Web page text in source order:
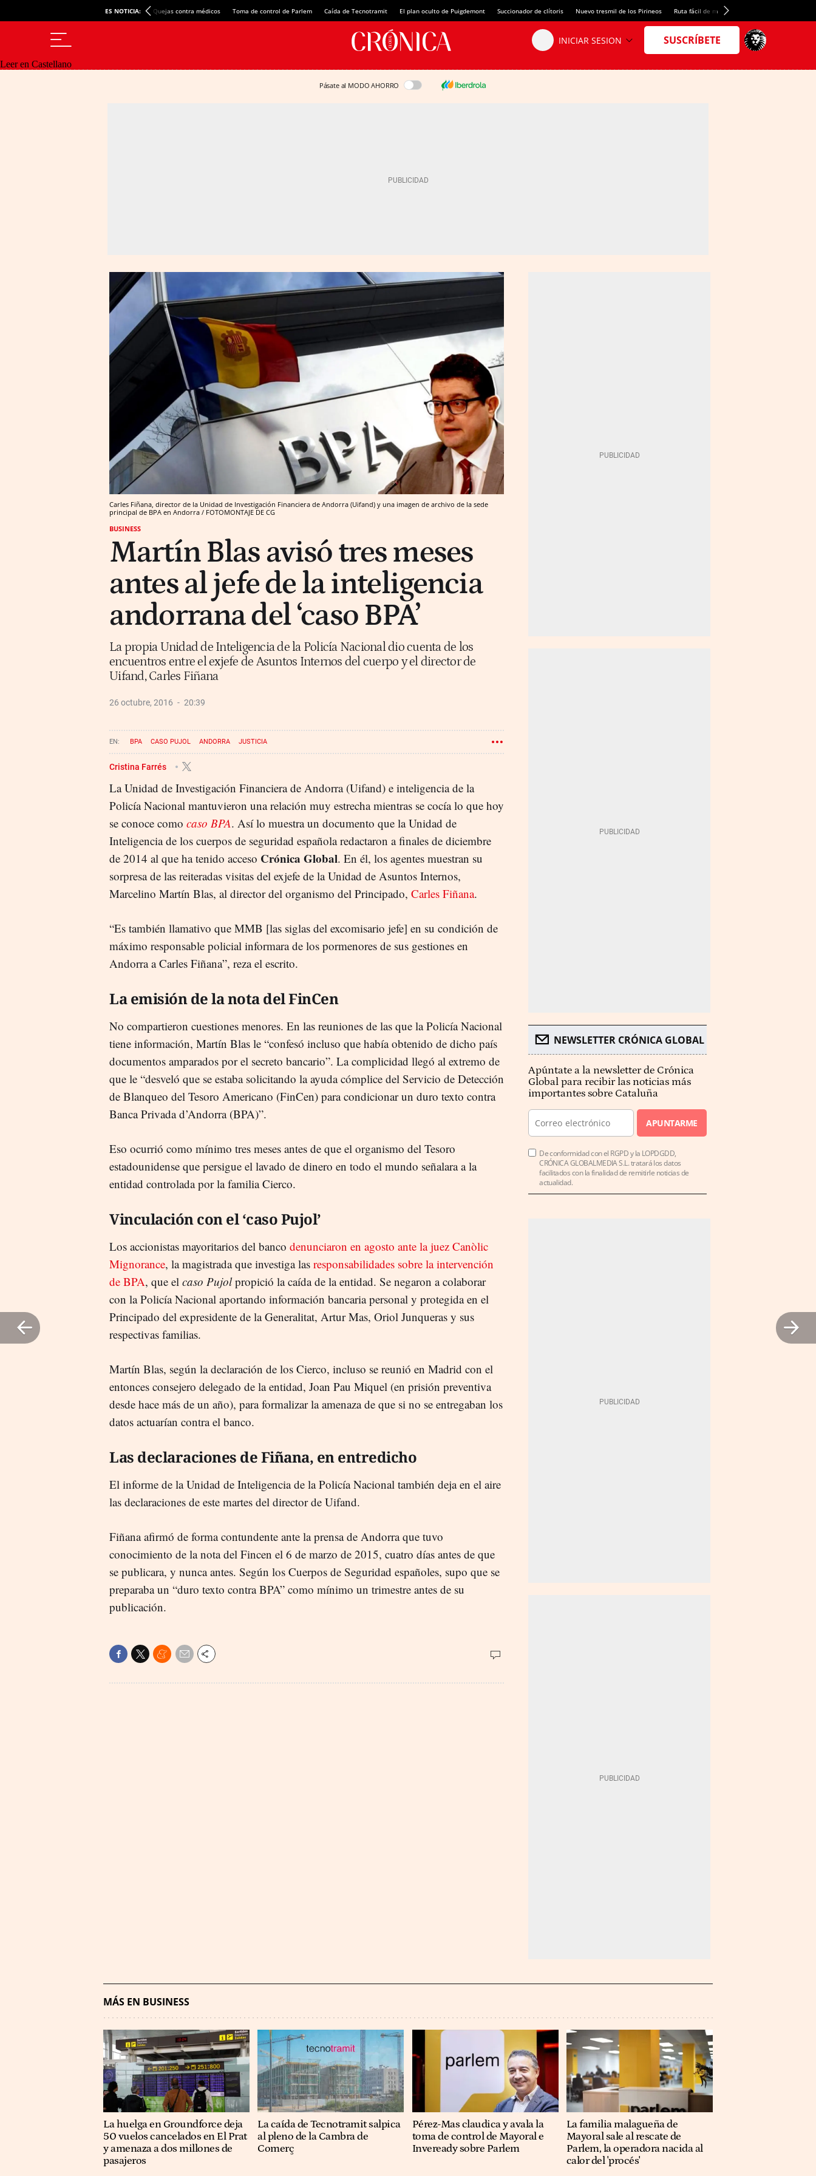
ES NOTICIA: Quejas contra médicos Toma de control de Parlem Caída de Tecnotramit El plan oculto de Puigdemont Succionador de clítoris Nuevo tresmil de los Pirineos Ruta fácil de montaña
Leer en Castellano
Pásate al MODO AHORRO
Carles Fiñana, director de la Unidad de Investigación Financiera de Andorra (Uifand) y una imagen de archivo de la sede
principal de BPA en Andorra / FOTOMONTAJE DE CG
BUSINESS
Martín Blas avisó tres meses
antes al jefe de la inteligencia
andorrana del ‘caso BPA’
La propia Unidad de Inteligencia de la Policía Nacional dio cuenta de los
encuentros entre el exjefe de Asuntos Internos del cuerpo y el director de
Uifand, Carles Fiñana
26 octubre, 2016 20:39
BPA CASO PUJOL ANDORRA JUSTICIA
Cristina Farrés
La Unidad de Investigación Financiera de Andorra (Uifand) e inteligencia de la
Policía Nacional mantuvieron una relación muy estrecha mientras se cocía lo que hoy
se conoce como caso BPA. Así lo muestra un documento que la Unidad de
Inteligencia de los cuerpos de seguridad española redactaron a finales de diciembre
de 2014 al que ha tenido acceso Crónica Global. En él, los agentes muestran su
sorpresa de las reiteradas visitas del exjefe de la Unidad de Asuntos Internos,
Marcelino Martín Blas, al director del organismo del Principado, Carles Fiñana.
“Es también llamativo que MMB [las siglas del excomisario jefe] en su condición de
máximo responsable policial informara de los pormenores de sus gestiones en
Andorra a Carles Fiñana”, reza el escrito.
La emisión de la nota del FinCen
No compartieron cuestiones menores. En las reuniones de las que la Policía Nacional
tiene información, Martín Blas le “confesó incluso que había obtenido de dicho país
documentos amparados por el secreto bancario”. La complicidad llegó al extremo de
que le “desveló que se estaba solicitando la ayuda cómplice del Servicio de Detección
de Blanqueo del Tesoro Americano (FinCen) para condicionar un duro texto contra
Banca Privada d’Andorra (BPA)”.
Eso ocurrió como mínimo tres meses antes de que el organismo del Tesoro
estadounidense que persigue el lavado de dinero en todo el mundo señalara a la
entidad controlada por la familia Cierco.
Vinculación con el ‘caso Pujol’
Los accionistas mayoritarios del banco denunciaron en agosto ante la juez Canòlic
Mignorance, la magistrada que investiga las responsabilidades sobre la intervención
de BPA, que el caso Pujolpropició la caída de la entidad. Se negaron a colaborar
con la Policía Nacional aportando información bancaria personal y protegida en el
Principado del expresidente de la Generalitat, Artur Mas, Oriol Junqueras y sus
respectivas familias.
Martín Blas, según la declaración de los Cierco, incluso se reunió en Madrid con el
entonces consejero delegado de la entidad, Joan Pau Miquel (en prisión preventiva
desde hace más de un año), para formalizar la amenaza de que si no se entregaban los
datos actuarían contra el banco.
Las declaraciones de Fiñana, en entredicho
El informe de la Unidad de Inteligencia de la Policía Nacional también deja en el aire
las declaraciones de este martes del director de Uifand.
Fiñana afirmó de forma contundente ante la prensa de Andorra que tuvo
conocimiento de la nota del Fincen el 6 de marzo de 2015, cuatro días antes de que
se publicara, y nunca antes. Según los Cuerpos de Seguridad españoles, supo que se
preparaba un “duro texto contra BPA” como mínimo un trimestre antes de su
publicación.
NEWSLETTER CRÓNICA GLOBAL
Apúntate a la newsletter de Crónica
Global para recibir las noticias más
importantes sobre Cataluña
APUNTARME
De conformidad con el RGPD y la LOPDGDD,
CRÓNICA GLOBALMEDIA S.L. tratará los datos
facilitados con la finalidad de remitirle noticias de
actualidad.
MÁS EN BUSINESS
La huelga en Groundforce deja
50 vuelos cancelados en El Prat
y amenaza a dos millones de
pasajeros
La caída de Tecnotramit salpica
al pleno de la Cambra de
Comerç
Pérez-Mas claudica y avala la
toma de control de Mayoral e
Inveready sobre Parlem
La familia malagueña de
Mayoral sale al rescate de
Parlem, la operadora nacida al
calor del 'procés'